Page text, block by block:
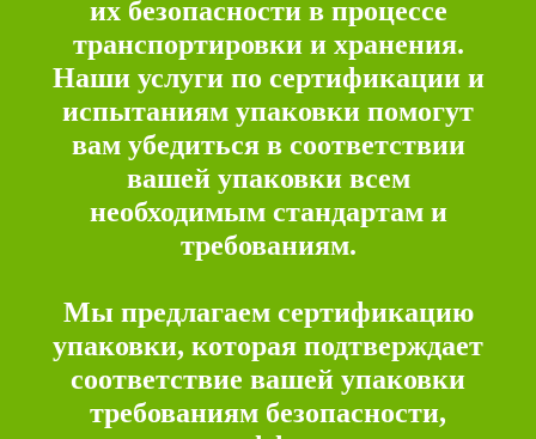
их безопасности в процессе
транспортировки и хранения.
Наши услуги по сертификации и
испытаниям упаковки помогут
вам убедиться в соответствии
вашей упаковки всем
необходимым стандартам и
требованиям.
Мы предлагаем сертификацию
упаковки, которая подтверждает
соответствие вашей упаковки
требованиям безопасности,